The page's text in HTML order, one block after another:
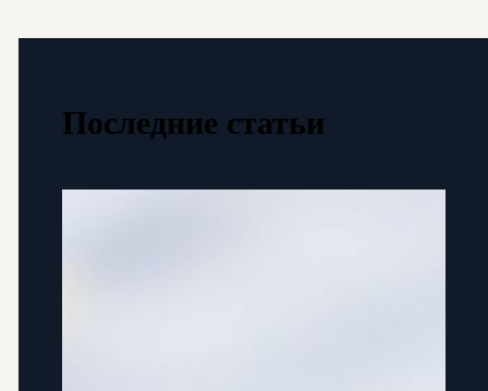
Последние статьи